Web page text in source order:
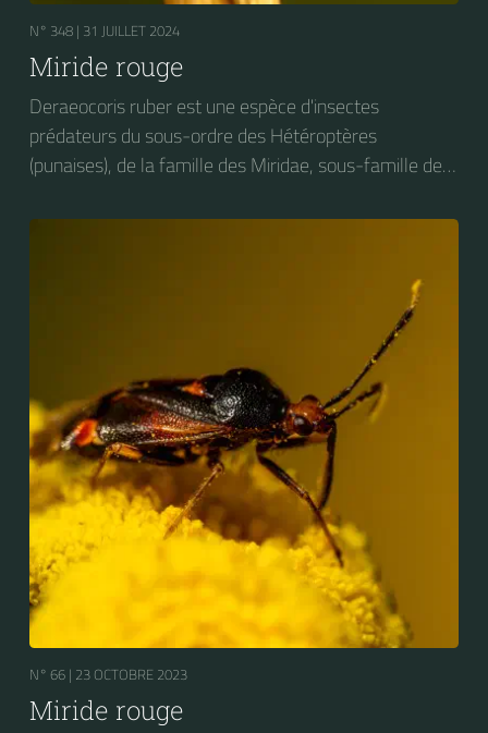
N° 348 | 31 JUILLET 2024
Miride rouge
Deraeocoris ruber est une espèce d'insectes
prédateurs du sous-ordre des Hétéroptères
(punaises), de la famille des Miridae, sous-famille des
Deraeocoris. On peut trouver cet insecte sur des
larves de Craesus septentrionalis (la Thentrède du
N° 66 | 23 OCTOBRE 2023
Miride rouge